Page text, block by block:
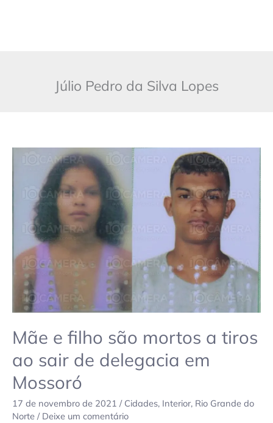
Júlio Pedro da Silva Lopes
Mãe e filho são mortos a tiros
ao sair de delegacia em
Mossoró
17 de novembro de 2021 / Cidades, Interior, Rio Grande do
Norte / Deixe um comentário
mortos
tiros
ao
sair
delegacia
Mossoró